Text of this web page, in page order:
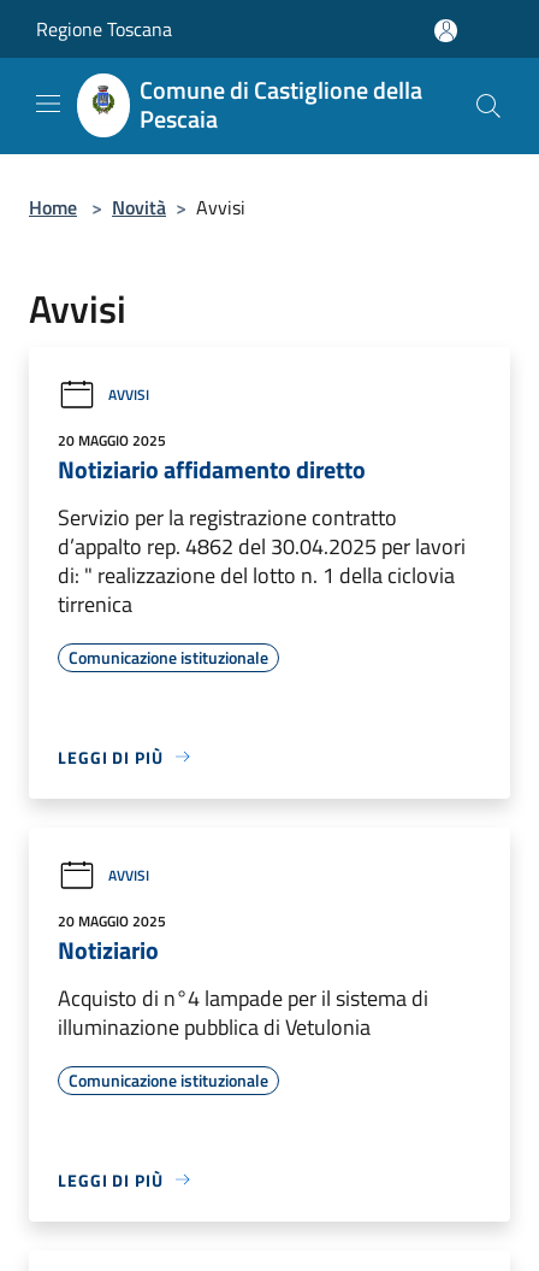
Regione Toscana
Comune di Castiglione della
Pescaia
Home > Novità > Avvisi
Avvisi
AVVISI
20 MAGGIO 2025
Notiziario affidamento diretto
Servizio per la registrazione contratto
d’appalto rep. 4862 del 30.04.2025 per lavori
di: " realizzazione del lotto n. 1 della ciclovia
tirrenica
Comunicazione istituzionale
LEGGI DI PIÙ
AVVISI
20 MAGGIO 2025
Notiziario
Acquisto di n°4 lampade per il sistema di
illuminazione pubblica di Vetulonia
Comunicazione istituzionale
LEGGI DI PIÙ